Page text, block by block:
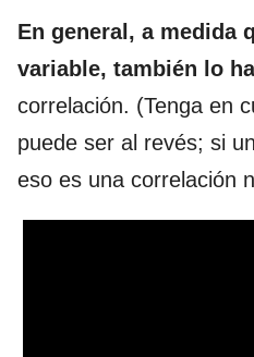
En general, a medida
variable, también lo
correlación. (Tenga en
puede ser al revés; si
eso es una correlación